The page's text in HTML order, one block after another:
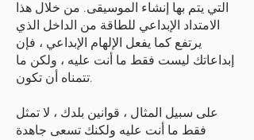
التي يتم بها إنشاء الموسيقى. من خلال هذا
الامتداد الإبداعي للطاقة من الداخل الذي
يرتفع كما يفعل الإلهام الإبداعي ، فإن
إبداعاتك ليست فقط ما أنت عليه ، ولكن ما
تتمناه أن تكون.
على سبيل المثال ، قوانين بلدك ، لا تمثل
فقط ما أنت عليه ولكنك تسعى جاهدة